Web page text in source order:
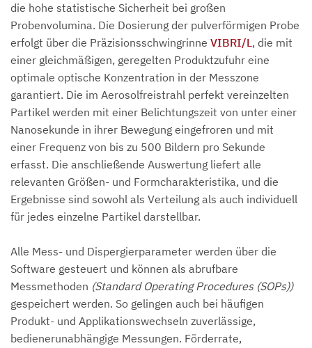
die hohe statistische Sicherheit bei großen
Probenvolumina. Die Dosierung der pulverförmigen Probe
erfolgt über die Präzisionsschwingrinne VIBRI/L, die mit
einer gleichmäßigen, geregelten Produktzufuhr eine
optimale optische Konzentration in der Messzone
garantiert. Die im Aerosolfreistrahl perfekt vereinzelten
Partikel werden mit einer Belichtungszeit von unter einer
Nanosekunde in ihrer Bewegung eingefroren und mit
einer Frequenz von bis zu 500 Bildern pro Sekunde
erfasst. Die anschließende Auswertung liefert alle
relevanten Größen- und Formcharakteristika, und die
Ergebnisse sind sowohl als Verteilung als auch individuell
für jedes einzelne Partikel darstellbar.
Alle Mess- und Dispergierparameter werden über die
Software gesteuert und können als abrufbare
Messmethoden (Standard Operating Procedures (SOPs))
gespeichert werden. So gelingen auch bei häufigen
Produkt- und Applikationswechseln zuverlässige,
bedienerunabhängige Messungen. Förderrate,